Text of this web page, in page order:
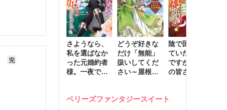
完
さようなら、
私を選ばなか
った元婚約者
様。一夜で大
ました２
どうぞ好きな
だけ「無能」
扱いしてくだ
さい～屋根裏
動かす万能令
陰で国を支え
ていたのは私
ですが、王家
の皆さんお忘
れ才女の辺境
ベリーズファンタジースイート